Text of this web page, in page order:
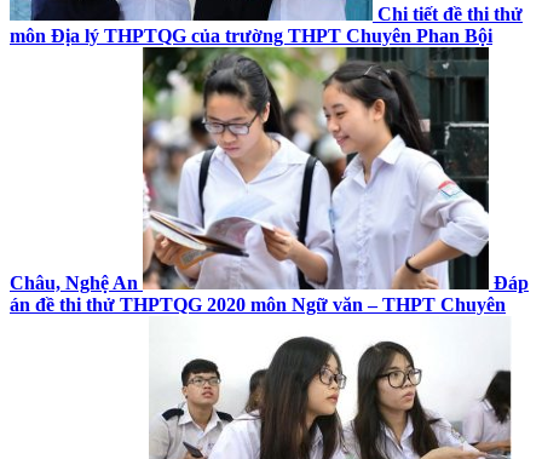
Chi tiết đề thi thử
môn Địa lý THPTQG của trường THPT Chuyên Phan Bội
Châu, Nghệ An
Đáp
án đề thi thử THPTQG 2020 môn Ngữ văn – THPT Chuyên